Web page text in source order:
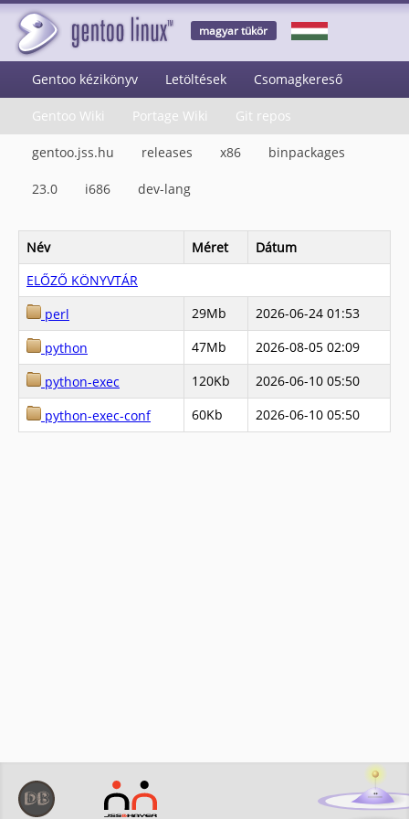
magyar tükör
Gentoo kézikönyv Letöltések Csomagkereső
Gentoo Wiki Portage Wiki Git repos
gentoo.jss.hu releases x86 binpackages
23.0 i686 dev-lang
Név Méret
Dátum
ELŐZŐ KÖNYVTÁR
perl
29Mb
2026-06-24 01:53
python
47Mb
2026-08-05 02:09
python-exec
120Kb
2026-06-10 05:50
python-exec-conf
60Kb 2026-06-10 05:50